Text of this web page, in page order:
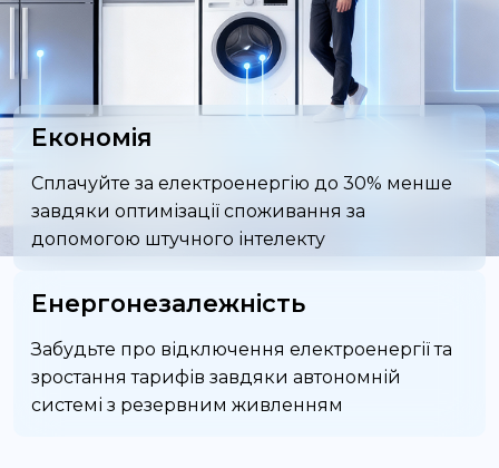
Економія
Сплачуйте за електроенергію до 30% менше
завдяки оптимізації споживання за
допомогою штучного інтелекту
Енергонезалежність
Забудьте про відключення електроенергії та
зростання тарифів завдяки автономній
системі з резервним живленням